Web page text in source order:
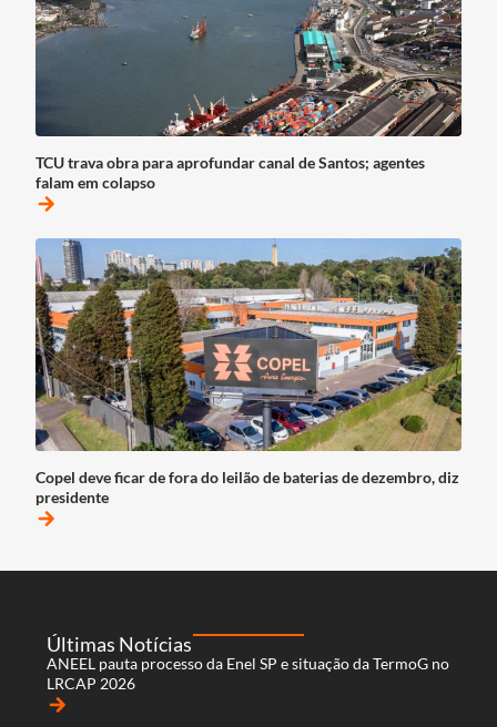
TCU trava obra para aprofundar canal de Santos; agentes
falam em colapso
arrow_forward
Copel deve ficar de fora do leilão de baterias de dezembro, diz
presidente
arrow_forward
Últimas Notícias
ANEEL pauta processo da Enel SP e situação da TermoG no
LRCAP 2026
arrow_forward